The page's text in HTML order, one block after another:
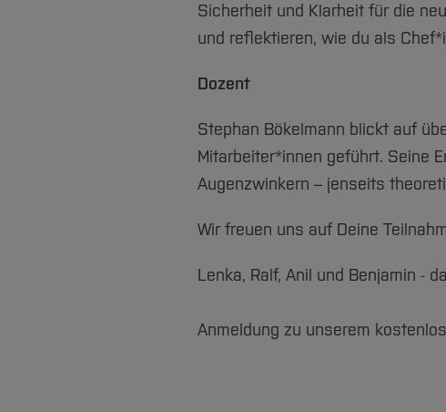
Sicherheit und Klarheit für die
und reflektieren, wie du als
Dozent
Stephan Bökelmann blickt auf
Mitarbeiter*innen geführt. Seine
Augenzwinkern – jenseits
Wir freuen uns auf Deine
Lenka, Ralf, Anil und Benjamin -
Anmeldung zu unserem